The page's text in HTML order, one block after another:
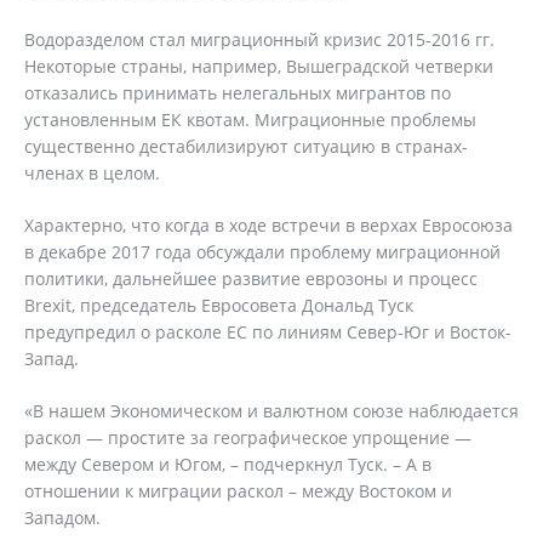
Водоразделом стал миграционный кризис 2015-2016 гг.
Некоторые страны, например, Вышеградской четверки
отказались принимать нелегальных мигрантов по
установленным ЕК квотам. Миграционные проблемы
существенно дестабилизируют ситуацию в странах-
членах в целом.
Характерно, что когда в ходе встречи в верхах Евросоюза
в декабре 2017 года обсуждали проблему миграционной
политики, дальнейшее развитие еврозоны и процесс
Brexit, председатель Евросовета Дональд Туск
предупредил о расколе ЕС по линиям Север-Юг и Восток-
Запад.
«В нашем Экономическом и валютном союзе наблюдается
раскол — простите за географическое упрощение —
между Севером и Югом, – подчеркнул Туск. – А в
отношении к миграции раскол – между Востоком и
Западом.